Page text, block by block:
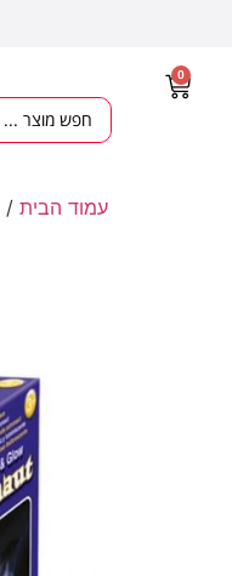
0
עמוד הבית /